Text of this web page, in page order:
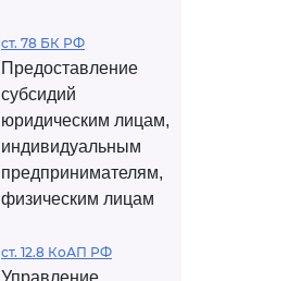
ст. 78 БК РФ
Предоставление
субсидий
юридическим лицам,
индивидуальным
предпринимателям,
физическим лицам
ст. 12.8 КоАП РФ
Управление